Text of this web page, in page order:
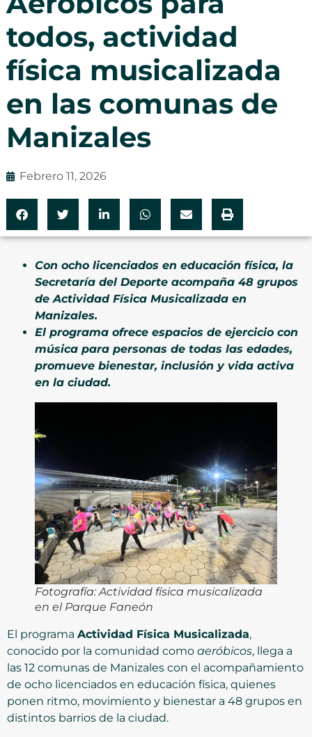
todos, actividad
física musicalizada
en las comunas de
Manizales
Febrero 11, 2026
Con ocho licenciados en educación física, la
Secretaría del Deporte acompaña 48 grupos
de Actividad Física Musicalizada en
Manizales.
El programa ofrece espacios de ejercicio con
música para personas de todas las edades,
promueve bienestar, inclusión y vida activa
en la ciudad.
Fotografía: Actividad física musicalizada
en el Parque Faneón
El programa Actividad Física Musicalizada,
conocido por la comunidad como aeróbicos, llega a
las 12 comunas de Manizales con el acompañamiento
de ocho licenciados en educación física, quienes
ponen ritmo, movimiento y bienestar a 48 grupos en
distintos barrios de la ciudad.